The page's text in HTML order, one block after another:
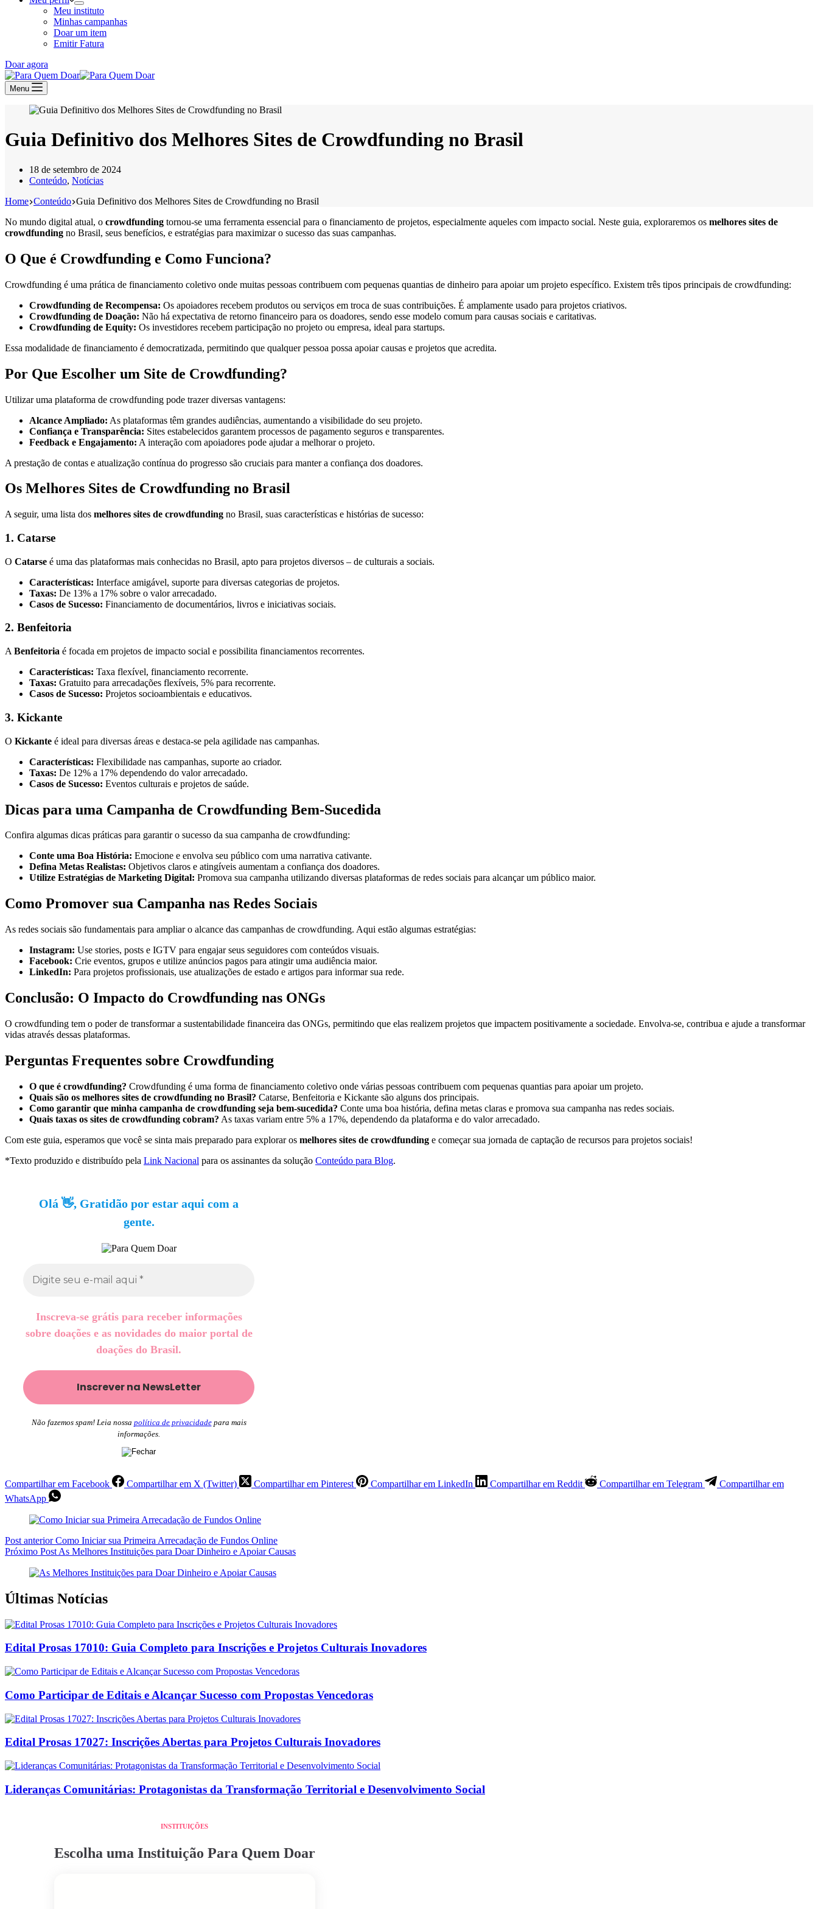
Meu instituto
Minhas campanhas
Doar um item
Emitir Fatura
Doar agora
Menu
Guia Definitivo dos Melhores Sites de Crowdfunding no Brasil
18 de setembro de 2024
Conteúdo, Notícias
Home Conteúdo Guia Definitivo dos Melhores Sites de Crowdfunding no Brasil
No mundo digital atual, o crowdfunding tornou-se uma ferramenta essencial para o financiamento de projetos, especialmente aqueles com impacto social. Neste guia, exploraremos os melhores sites de
crowdfunding no Brasil, seus benefícios, e estratégias para maximizar o sucesso das suas campanhas.
O Que é Crowdfunding e Como Funciona?
Crowdfunding é uma prática de financiamento coletivo onde muitas pessoas contribuem com pequenas quantias de dinheiro para apoiar um projeto específico. Existem três tipos principais de crowdfunding:
Crowdfunding de Recompensa: Os apoiadores recebem produtos ou serviços em troca de suas contribuições. É amplamente usado para projetos criativos.
Crowdfunding de Doação: Não há expectativa de retorno financeiro para os doadores, sendo esse modelo comum para causas sociais e caritativas.
Crowdfunding de Equity: Os investidores recebem participação no projeto ou empresa, ideal para startups.
Essa modalidade de financiamento é democratizada, permitindo que qualquer pessoa possa apoiar causas e projetos que acredita.
Por Que Escolher um Site de Crowdfunding?
Utilizar uma plataforma de crowdfunding pode trazer diversas vantagens:
Alcance Ampliado: As plataformas têm grandes audiências, aumentando a visibilidade do seu projeto.
Confiança e Transparência: Sites estabelecidos garantem processos de pagamento seguros e transparentes.
Feedback e Engajamento: A interação com apoiadores pode ajudar a melhorar o projeto.
A prestação de contas e atualização contínua do progresso são cruciais para manter a confiança dos doadores.
Os Melhores Sites de Crowdfunding no Brasil
A seguir, uma lista dos melhores sites de crowdfunding no Brasil, suas características e histórias de sucesso:
1. Catarse
O Catarse é uma das plataformas mais conhecidas no Brasil, apto para projetos diversos – de culturais a sociais.
Características: Interface amigável, suporte para diversas categorias de projetos.
Taxas: De 13% a 17% sobre o valor arrecadado.
Casos de Sucesso: Financiamento de documentários, livros e iniciativas sociais.
2. Benfeitoria
A Benfeitoria é focada em projetos de impacto social e possibilita financiamentos recorrentes.
Características: Taxa flexível, financiamento recorrente.
Taxas: Gratuito para arrecadações flexíveis, 5% para recorrente.
Casos de Sucesso: Projetos socioambientais e educativos.
3. Kickante
O Kickante é ideal para diversas áreas e destaca-se pela agilidade nas campanhas.
Características: Flexibilidade nas campanhas, suporte ao criador.
Taxas: De 12% a 17% dependendo do valor arrecadado.
Casos de Sucesso: Eventos culturais e projetos de saúde.
Dicas para uma Campanha de Crowdfunding Bem-Sucedida
Confira algumas dicas práticas para garantir o sucesso da sua campanha de crowdfunding:
Conte uma Boa História: Emocione e envolva seu público com uma narrativa cativante.
Defina Metas Realistas: Objetivos claros e atingíveis aumentam a confiança dos doadores.
Utilize Estratégias de Marketing Digital: Promova sua campanha utilizando diversas plataformas de redes sociais para alcançar um público maior.
Como Promover sua Campanha nas Redes Sociais
As redes sociais são fundamentais para ampliar o alcance das campanhas de crowdfunding. Aqui estão algumas estratégias:
Instagram: Use stories, posts e IGTV para engajar seus seguidores com conteúdos visuais.
Facebook: Crie eventos, grupos e utilize anúncios pagos para atingir uma audiência maior.
LinkedIn: Para projetos profissionais, use atualizações de estado e artigos para informar sua rede.
Conclusão: O Impacto do Crowdfunding nas ONGs
O crowdfunding tem o poder de transformar a sustentabilidade financeira das ONGs, permitindo que elas realizem projetos que impactem positivamente a sociedade. Envolva-se, contribua e ajude a transformar
vidas através dessas plataformas.
Perguntas Frequentes sobre Crowdfunding
O que é crowdfunding? Crowdfunding é uma forma de financiamento coletivo onde várias pessoas contribuem com pequenas quantias para apoiar um projeto.
Quais são os melhores sites de crowdfunding no Brasil? Catarse, Benfeitoria e Kickante são alguns dos principais.
Como garantir que minha campanha de crowdfunding seja bem-sucedida? Conte uma boa história, defina metas claras e promova sua campanha nas redes sociais.
Quais taxas os sites de crowdfunding cobram? As taxas variam entre 5% a 17%, dependendo da plataforma e do valor arrecadado.
Com este guia, esperamos que você se sinta mais preparado para explorar os melhores sites de crowdfunding e começar sua jornada de captação de recursos para projetos sociais!
*Texto produzido e distribuído pela Link Nacional para os assinantes da solução Conteúdo para Blog.
Olá 👋, Gratidão por estar aqui com a
gente.
Inscreva-se grátis para receber informações
sobre doações e as novidades do maior portal de
doações do Brasil.
Não fazemos spam! Leia nossa política de privacidadepara mais
informações.
Compartilhar em Facebook Compartilhar em X (Twitter) Compartilhar em Pinterest Compartilhar em LinkedIn Compartilhar em Reddit Compartilhar em Telegram
Compartilhar em
WhatsApp
Post anteriorComo Iniciar sua Primeira Arrecadação de Fundos Online
Próximo Post As Melhores Instituições para Doar Dinheiro e Apoiar Causas
Últimas Notícias
Edital Prosas 17010: Guia Completo para Inscrições e Projetos Culturais Inovadores
Como Participar de Editais e Alcançar Sucesso com Propostas Vencedoras
Edital Prosas 17027: Inscrições Abertas para Projetos Culturais Inovadores
Lideranças Comunitárias: Protagonistas da Transformação Territorial e Desenvolvimento Social
INSTITUIÇÕES
Escolha uma Instituição Para Quem Doar